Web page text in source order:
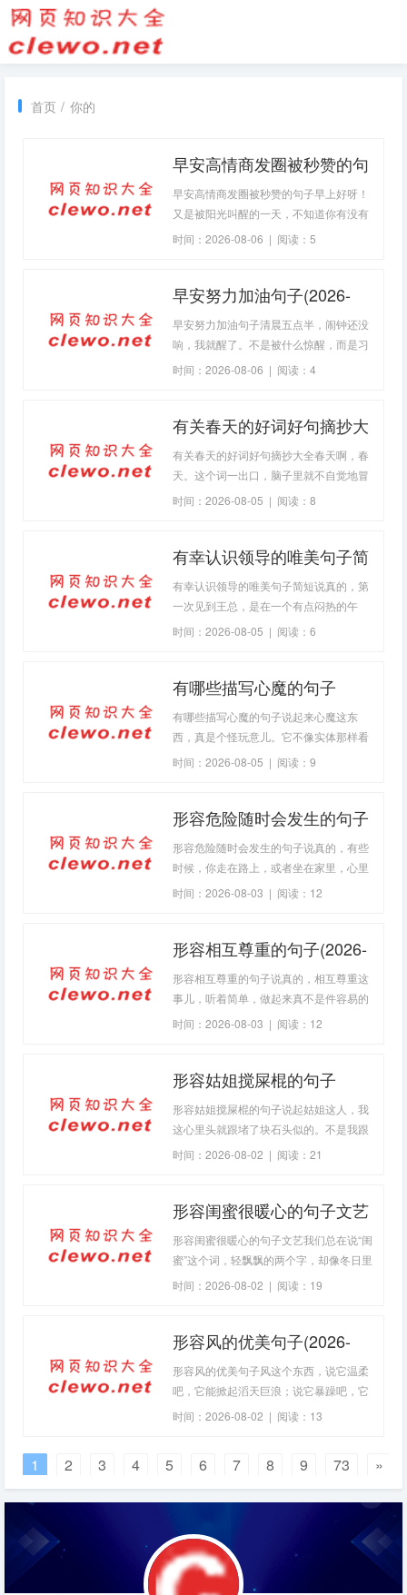
首页 / 你的
早安高情商发圈被秒赞的句
子(2026-08-06句子)
早安高情商发圈被秒赞的句子早上好呀！
又是被阳光叫醒的一天，不知道你有没有
和我一样，习惯性地先摸出手机刷刷朋友
时间：2026-08-06 | 阅读：5
早安努力加油句子(2026-
08-06句子)
早安努力加油句子清晨五点半，闹钟还没
响，我就醒了。不是被什么惊醒，而是习
惯性地在黑暗中睁开眼睛，听着窗外偶尔
是被清空了缓存，能清晰地听到自己的呼
时间：2026-08-06 | 阅读：4
有关春天的好词好句摘抄大
全(2026-08-04句子)
有关春天的好词好句摘抄大全春天啊，春
天。这个词一出口，脑子里就不自觉地冒
出好多画面。像是有人猛地推开了一扇封
想深吸一口气。你看，这就是春天的魔
的心弦。今天咱们就来唠唠，关于春天，
那些藏在书本
时间：2026-08-05 | 阅读：8
有幸认识领导的唯美句子简
短(2026-08-04句子)
有幸认识领导的唯美句子简短说真的，第
一次见到王总，是在一个有点闷热的午
后。会议室里空调的嗡嗡声和窗外知了的
八下，像揣了只兔子。轮到我发言时，声
去
时间：2026-08-05 | 阅读：6
有哪些描写心魔的句子
(2026-08-04句子)
有哪些描写心魔的句子说起来心魔这东
西，真是个怪玩意儿。它不像实体那样看
得见摸得着，可偏偏比很多真实存在的东
脚边，一旦天色暗下来，它就长得比你本
它的存在。很多人觉得心魔是种夸张的说
法，
时间：2026-08-05 | 阅读：9
形容危险随时会发生的句子
(2026-08-03句子)
形容危险随时会发生的句子说真的，有些
时候，你走在路上，或者坐在家里，心里
头会没来由地咯噔一下。那种感觉，就像
危险这东西，它不是总像电影里那样，伴
时候，它是一种氛围，一种感
时间：2026-08-03 | 阅读：12
形容相互尊重的句子(2026-
08-03句子)
形容相互尊重的句子说真的，相互尊重这
事儿，听着简单，做起来真不是件容易的
事。它不是一句简单的“你好”“谢谢”就能概
时间：2026-08-03 | 阅读：12
形容姑姐搅屎棍的句子
(2026-08-02句子)
形容姑姐搅屎棍的句子说起姑姐这人，我
这心里头就跟堵了块石头似的。不是我跟
她有多大仇，实在是她这人吧，天生就是
好的粥里扔了把沙子，硌
时间：2026-08-02 | 阅读：21
形容闺蜜很暖心的句子文艺
(2026-08-02句子)
形容闺蜜很暖心的句子文艺我们总在说“闺
蜜”这个词，轻飘飘的两个字，却像冬日里
捧在手里的一杯热茶，温热了无数个孤单
一种灵魂的共振，在某个频率上，你们总
常常不是通过惊天动地的大事来彰显，而
是藏在那些看似平
时间：2026-08-02 | 阅读：19
形容风的优美句子(2026-
08-02句子)
形容风的优美句子风这个东西，说它温柔
吧，它能掀起滔天巨浪；说它暴躁吧，它
又能拂过脸颊带来一丝凉意。我总觉得风
不透下一秒他会给你带来什么，但正是这
份未知，让风成了我们生活中最忠实的伙
伴，也是最变幻莫测的过客。风的声音，
是自然的私语你有没有在深夜里认真听过
风的声音？不是那种呼呼作响的粗暴，而
是穿过窗棂时，像有人在你耳
时间：2026-08-02 | 阅读：13
1 2 3 4 5 6 7 8 9 73 »